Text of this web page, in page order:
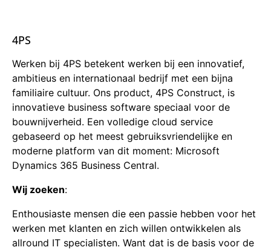
4PS
Werken bij 4PS betekent werken bij een innovatief,
ambitieus en internationaal bedrijf met een bijna
familiaire cultuur. Ons product, 4PS Construct, is
innovatieve business software speciaal voor de
bouwnijverheid. Een volledige cloud service
gebaseerd op het meest gebruiksvriendelijke en
moderne platform van dit moment: Microsoft
Dynamics 365 Business Central.
Wij zoeken:
Enthousiaste mensen die een passie hebben voor het
werken met klanten en zich willen ontwikkelen als
allround IT specialisten. Want dat is de basis voor de